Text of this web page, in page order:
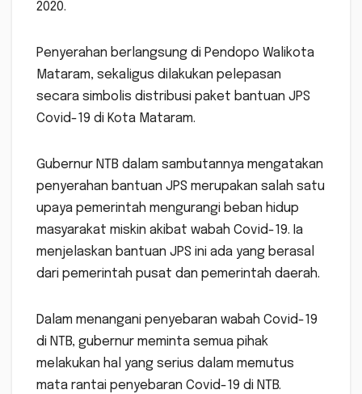
2020.
Penyerahan berlangsung di Pendopo Walikota
Mataram, sekaligus dilakukan pelepasan
secara simbolis distribusi paket bantuan JPS
Covid-19 di Kota Mataram.
Gubernur NTB dalam sambutannya mengatakan
penyerahan bantuan JPS merupakan salah satu
upaya pemerintah mengurangi beban hidup
masyarakat miskin akibat wabah Covid-19. Ia
menjelaskan bantuan JPS ini ada yang berasal
dari pemerintah pusat dan pemerintah daerah.
Dalam menangani penyebaran wabah Covid-19
di NTB, gubernur meminta semua pihak
melakukan hal yang serius dalam memutus
mata rantai penyebaran Covid-19 di NTB.